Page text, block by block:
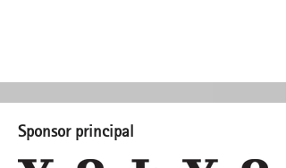
Sponsor principal